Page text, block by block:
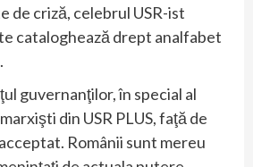
de criză, celebrul USR-ist
cataloghează drept analfabet
guvernanţilor, în special al
din USR PLUS, faţă de
Românii sunt mereu